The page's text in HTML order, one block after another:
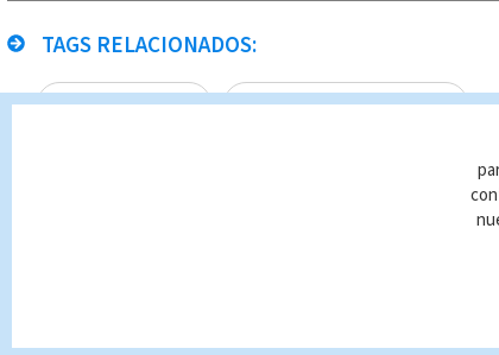
TAGS RELACIONADOS:
Mi Casa es Su Casa El Profe Giovanni Calderón
Queda prohibida la reproducción total o parcial del